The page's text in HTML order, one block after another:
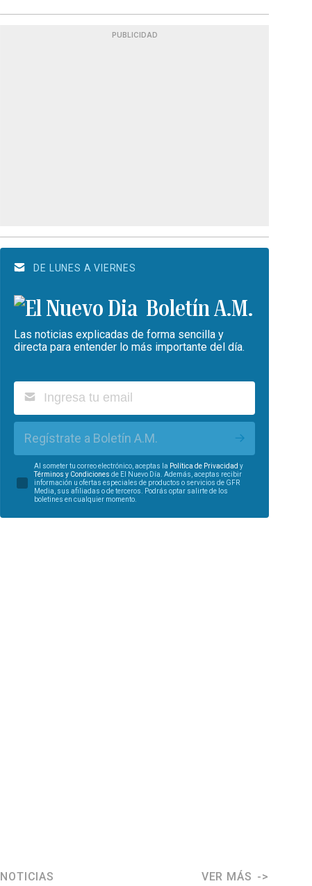
PUBLICIDAD
DE LUNES A VIERNES
Boletín A.M.
Las noticias explicadas de forma sencilla y
directa para entender lo más importante del día.
Regístrate a Boletín A.M.
Al someter tu correo electrónico, aceptas la Política de Privacidad y
Términos y Condiciones de El Nuevo Día. Además, aceptas recibir
información u ofertas especiales de productos o servicios de GFR
Media, sus afiliadas o de terceros. Podrás optar salirte de los
boletines en cualquier momento.
NOTICIAS VER MÁS